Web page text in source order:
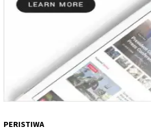
PERISTIWA